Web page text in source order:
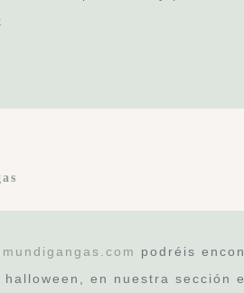
podréis
en nuestra sección